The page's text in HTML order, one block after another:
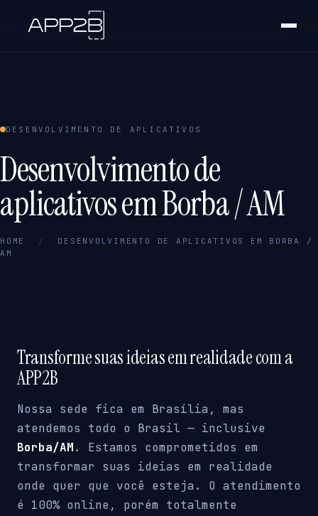
DESENVOLVIMENTO DE APLICATIVOS
Desenvolvimento de
aplicativos em Borba / AM
HOME /
DESENVOLVIMENTO DE APLICATIVOS EM BORBA /
AM
Transforme suas ideias em realidade com a
APP2B
Nossa sede fica em Brasília, mas
atendemos todo o Brasil — inclusive
Borba/AM. Estamos comprometidos em
transformar suas ideias em realidade
onde quer que você esteja. O atendimento
é 100% online, porém totalmente